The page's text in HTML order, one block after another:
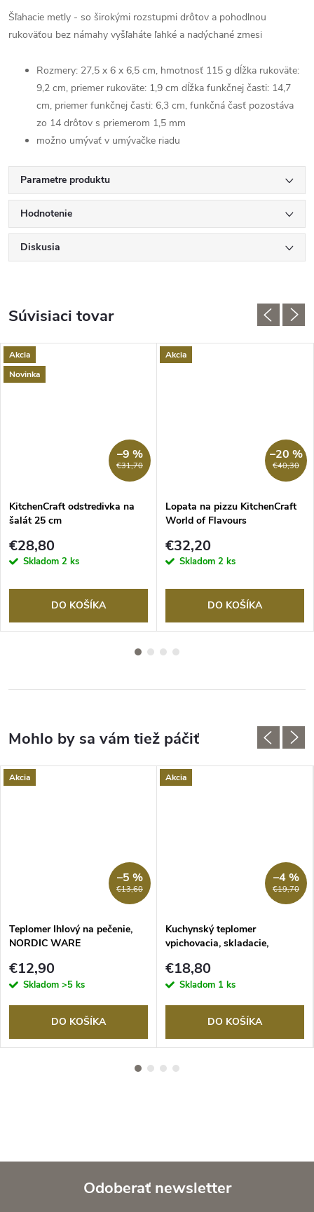
Šľahacie metly - so širokými rozstupmi drôtov a pohodlnou
rukoväťou bez námahy vyšľaháte ľahké a nadýchané zmesi
Rozmery: 27,5 x 6 x 6,5 cm, hmotnosť 115 g dĺžka rukoväte:
9,2 cm, priemer rukoväte: 1,9 cm dĺžka funkčnej časti: 14,7
cm, priemer funkčnej časti: 6,3 cm, funkčná časť pozostáva
zo 14 drôtov s priemerom 1,5 mm
možno umývať v umývačke riadu
Parametre produktu
Hodnotenie
Diskusia
Súvisiaci tovar
Akcia
Novinka
€31,70
–9 %
KitchenCraft odstredivka na
šalát 25 cm
€28,80
Skladom 2 ks
DO KOŠÍKA
Akcia
€40,30
–20 %
Lopata na pizzu KitchenCraft
World of Flavours
€32,20
Skladom 2 ks
DO KOŠÍKA
Akcia
€13,60
–5 %
Teplomer Ihlový na pečenie,
NORDIC WARE
€12,90
Skladom >5 ks
DO KOŠÍKA
Akcia
€19,70
–4 %
Kuchynský teplomer
vpichovacia, skladacie,
€18,80
Skladom 1 ks
DO KOŠÍKA
Odoberať newsletter